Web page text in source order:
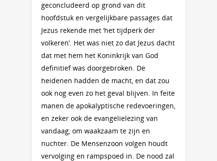
geconcludeerd op grond van dit
hoofdstuk en vergelijkbare passages dat
Jezus rekende met ‘het tijdperk der
volkeren’. Het was niet zo dat Jezus dacht
dat met hem het Koninkrijk van God
definitief was doorgebroken. De
heidenen hadden de macht, en dat zou
ook nog even zo het geval blijven. In feite
manen de apokalyptische redevoeringen,
en zeker ook de evangelielezing van
vandaag, om waakzaam te zijn en
nuchter. De Mensenzoon volgen houdt
vervolging en rampspoed in. De nood zal